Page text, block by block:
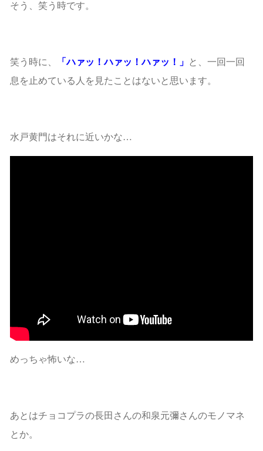
そう、笑う時です。
笑う時に、 「ハァッ！ハァッ！ハァッ！」
と、一回一回
息を止めている人を見たことはないと思います。
水戸黄門はそれに近いかな…
めっちゃ怖いな…
あとはチョコプラの長田さんの和泉元彌さんのモノマネ
とか。